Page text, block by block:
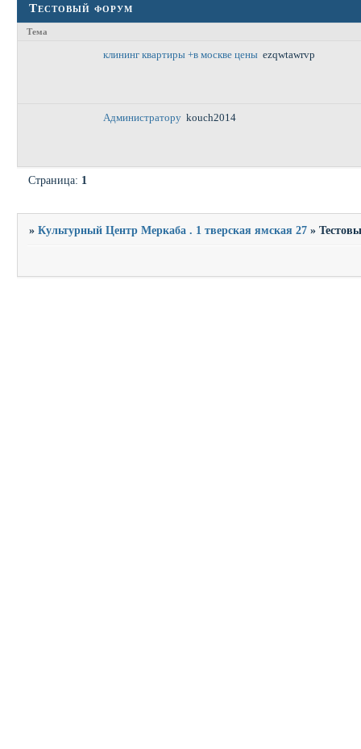
Тестовый форум
Тема
клининг квартиры +в москве цены ezqwtawrvp
Администратору kouch2014
Страница: 1
»Культурный Центр Меркаба . 1 тверская ямская 27 »